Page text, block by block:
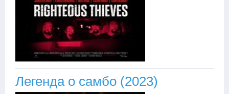
Легенда о самбо (2023)